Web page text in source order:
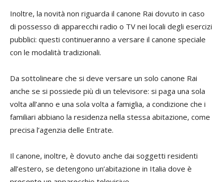
Inoltre, la novità non riguarda il canone Rai dovuto in caso
di possesso di apparecchi radio o TV nei locali degli esercizi
pubblici: questi continueranno a versare il canone speciale
con le modalità tradizionali.
Da sottolineare che si deve versare un solo canone Rai
anche se si possiede più di un televisore: si paga una sola
volta all’anno e una sola volta a famiglia, a condizione che i
familiari abbiano la residenza nella stessa abitazione, come
precisa l’agenzia delle Entrate.
Il canone, inoltre, è dovuto anche dai soggetti residenti
all’estero, se detengono un’abitazione in Italia dove è